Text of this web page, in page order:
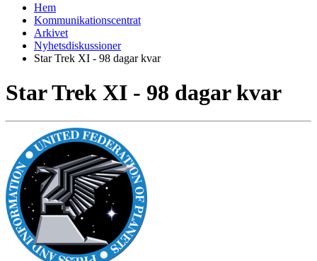
Hem
Kommunikationscentrat
Arkivet
Nyhetsdiskussioner
Star Trek XI - 98 dagar kvar
Star Trek XI - 98 dagar kvar